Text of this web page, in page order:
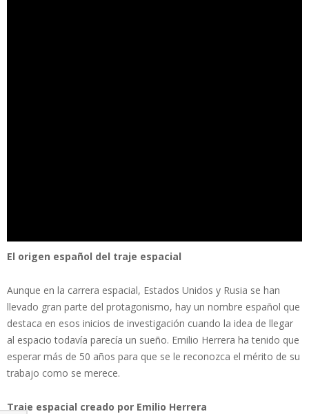
El origen español del traje espacial
Aunque en la carrera espacial, Estados Unidos y Rusia se han
llevado gran parte del protagonismo, hay un nombre español que
destaca en esos inicios de investigación cuando la idea de llegar
al espacio todavía parecía un sueño. Emilio Herrera ha tenido que
esperar más de 50 años para que se le reconozca el mérito de su
trabajo como se merece.
Traje espacial creado por Emilio Herrera